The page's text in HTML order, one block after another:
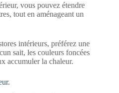
vous pouvez étendre
tout en aménageant un
intérieurs, préférez une
sait, les couleurs foncées
accumuler la chaleur.